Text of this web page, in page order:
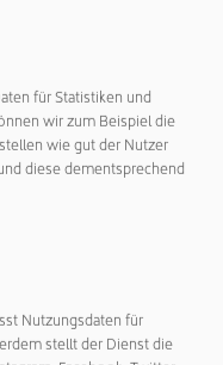
Bodenbeläge. Diese
Möglichkeit, sich
informieren und
zu erhalten. Wenn
ist das kein
um die Aufzeichnung
per E-Mail zu
für Statistiken und
wir zum Beispiel die
wie gut der Nutzer
diese dementsprechend
Nutzungsdaten für
stellt der Dienst die